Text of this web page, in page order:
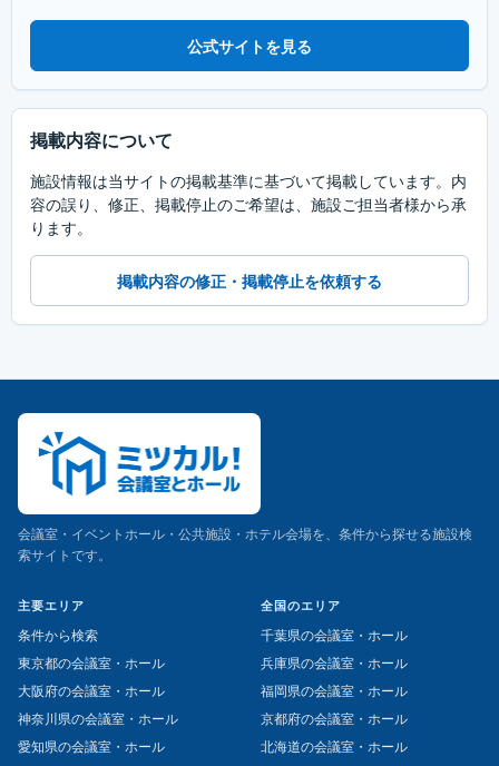
公式サイトを見る
掲載内容について
施設情報は当サイトの掲載基準に基づいて掲載しています。内
容の誤り、修正、掲載停止のご希望は、施設ご担当者様から承
ります。
掲載内容の修正・掲載停止を依頼する
会議室・イベントホール・公共施設・ホテル会場を、条件から探せる施設検
索サイトです。
主要エリア
条件から検索
東京都の会議室・ホール
大阪府の会議室・ホール
神奈川県の会議室・ホール
愛知県の会議室・ホール
全国のエリア
千葉県の会議室・ホール
兵庫県の会議室・ホール
福岡県の会議室・ホール
京都府の会議室・ホール
北海道の会議室・ホール